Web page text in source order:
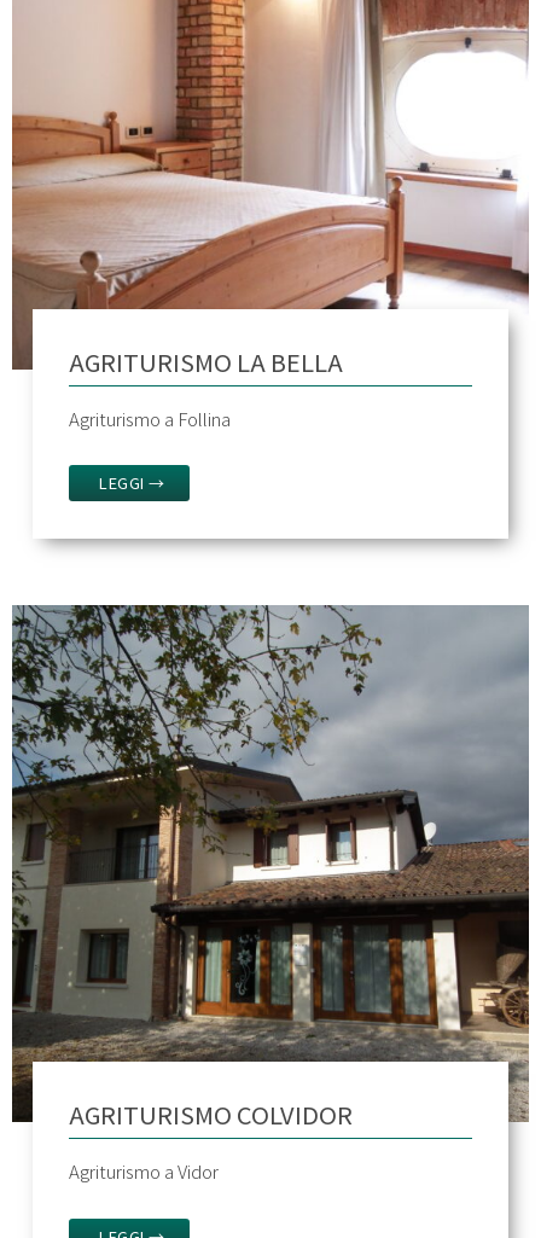
AGRITURISMO LA BELLA
Agriturismo a Follina
LEGGI →
AGRITURISMO COLVIDOR
Agriturismo a Vidor